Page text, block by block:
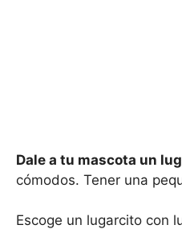
Dale a tu mascota un
cómodos. Tener una
Escoge un lugarcito con